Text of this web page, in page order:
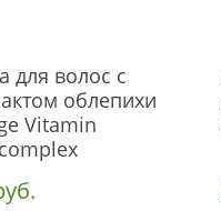
для волос с
облепихи
Vitamin